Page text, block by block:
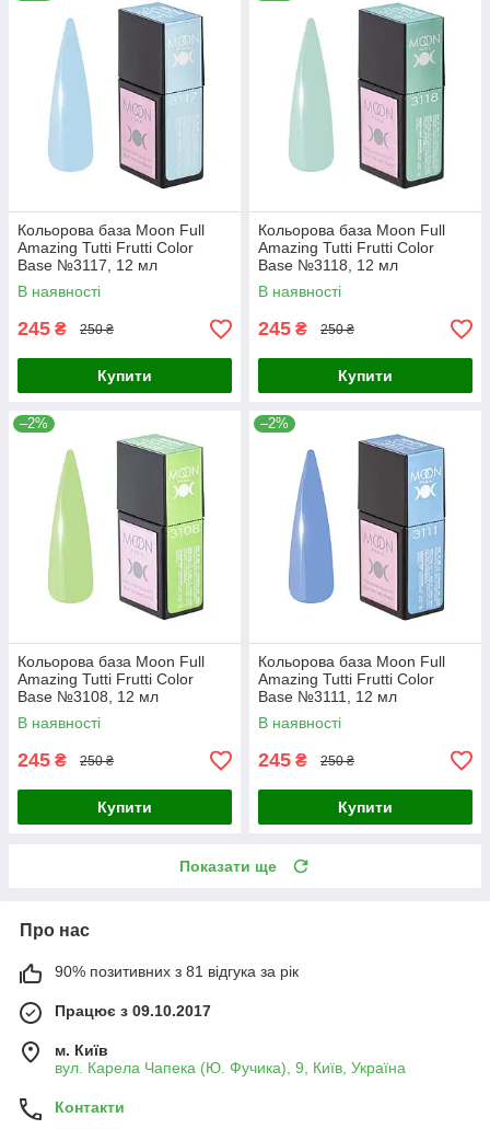
Кольорова база Moon Full
Amazing Tutti Frutti Color
Base №3117, 12 мл
В наявності
245 ₴ 250 ₴
Купити
Кольорова база Moon Full
Amazing Tutti Frutti Color
Base №3118, 12 мл
В наявності
245 ₴ 250 ₴
Купити
–2%
Кольорова база Moon Full
Amazing Tutti Frutti Color
Base №3108, 12 мл
В наявності
245 ₴ 250 ₴
Купити
–2%
Кольорова база Moon Full
Amazing Tutti Frutti Color
Base №3111, 12 мл
В наявності
245 ₴ 250 ₴
Купити
Показати ще
Про нас
90% позитивних з 81 відгука за рік
Працює з 09.10.2017
м. Київ
вул. Карела Чапека (Ю. Фучика), 9, Київ, Україна
Контакти